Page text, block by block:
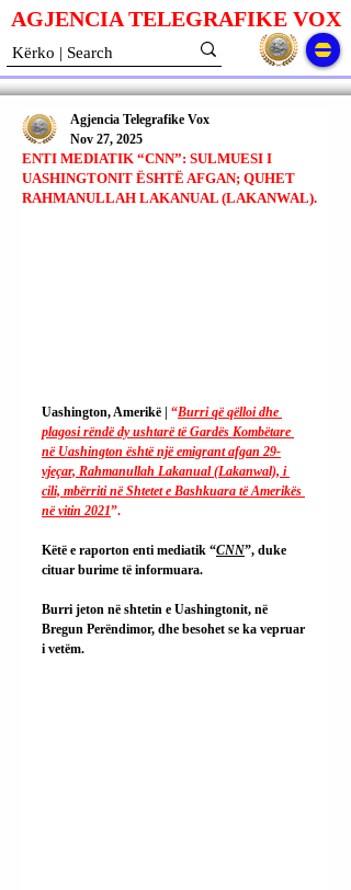
AGJENCIA TELEGRAFIKE VOX
ENTI MEDIATIK “CNN”: SULMUESI I
UASHINGTONIT ËSHTË AFGAN; QUHET
RAHMANULLAH LAKANUAL (LAKANWAL).
Agjencia Telegrafike Vox
Nov 27, 2025
Uashington, Amerikë | “Burri që qëlloi dhe
plagosi rëndë dy ushtarë të Gardës Kombëtare
në Uashington është një emigrant afgan 29-
vjeçar, Rahmanullah Lakanual (Lakanwal), i
cili, mbërriti në Shtetet e Bashkuara të Amerikës
në vitin 2021”.
Këtë e raporton enti mediatik “CNN”, duke
cituar burime të informuara.
Burri jeton në shtetin e Uashingtonit, në
Bregun Perëndimor, dhe besohet se ka vepruar
i vetëm.